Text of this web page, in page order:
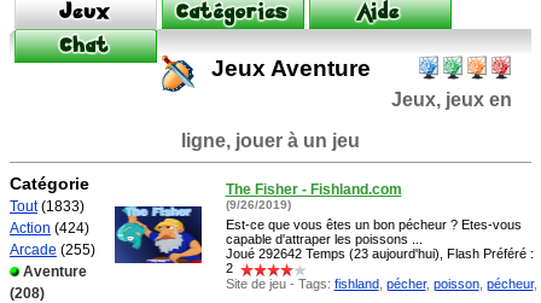
Jeux Aventure
Jeux, jeux en
ligne, jouer à un jeu
Catégorie
Tout(1833)
Action (424)
Arcade (255)
Aventure
(208)
The Fisher - Fishland.com
(9/26/2019)
Est-ce que vous êtes un bon pécheur ? Etes-vous
capable d'attraper les poissons ...
Joué 292642 Temps (23 aujourd'hui), Flash Préféré :
2
Site de jeu - Tags: fishland, pécher, poisson, pécheur,